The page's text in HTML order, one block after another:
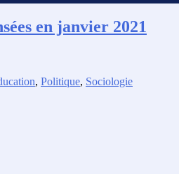
en janvier 2021
, Politique, Sociologie